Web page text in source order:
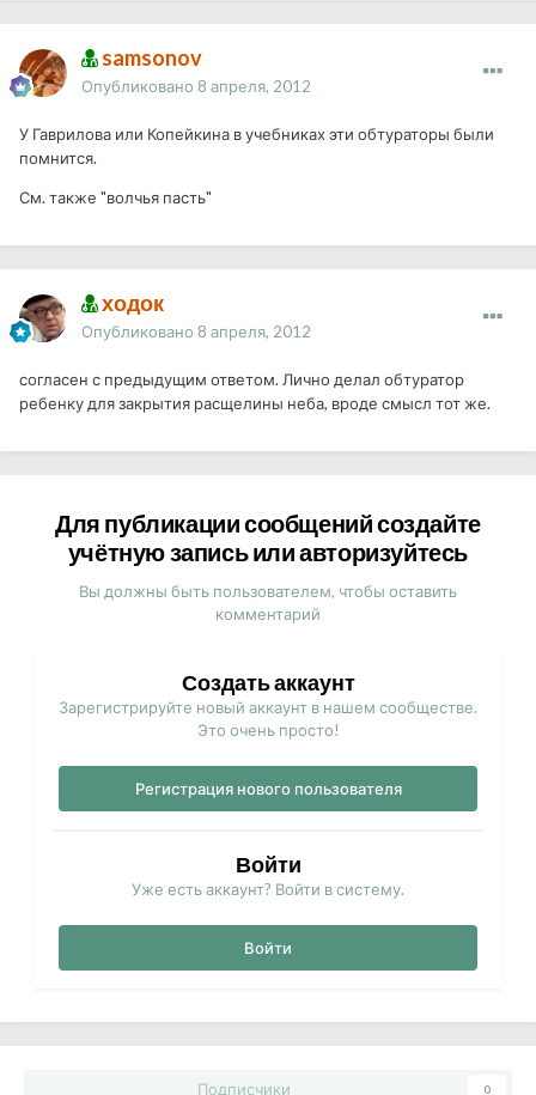
samsonov
Опубликовано 8 апреля, 2012
У Гаврилова или Копейкина в учебниках эти обтураторы были
помнится.
См. также "волчья пасть"
ходок
Опубликовано 8 апреля, 2012
согласен с предыдущим ответом. Лично делал обтуратор
ребенку для закрытия расщелины неба, вроде смысл тот же.
Для публикации сообщений создайте
учётную запись или авторизуйтесь
Вы должны быть пользователем, чтобы оставить
комментарий
Создать аккаунт
Зарегистрируйте новый аккаунт в нашем сообществе.
Это очень просто!
Регистрация нового пользователя
Войти
Уже есть аккаунт? Войти в систему.
Войти
Подписчики 0